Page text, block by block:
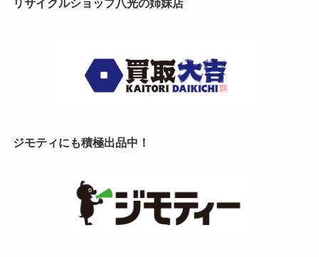
リサイクルショップ八光の姉妹店
ジモティにも積極出品中！